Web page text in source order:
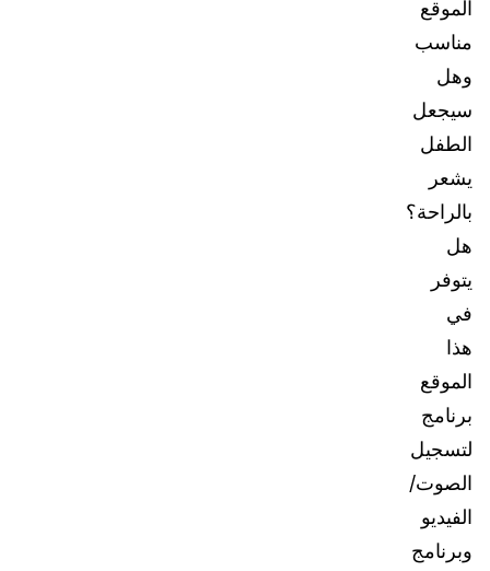
الموقع
مناسب
وهل
سيجعل
الطفل
يشعر
بالراحة؟
هل
يتوفر
في
هذا
الموقع
برنامج
لتسجيل
الصوت/
الفيديو
وبرنامج